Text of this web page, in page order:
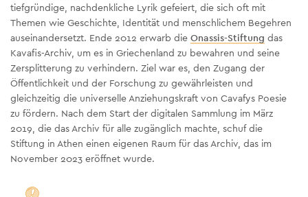
tiefgründige, nachdenkliche Lyrik gefeiert, die sich oft mit
Themen wie Geschichte, Identität und menschlichem Begehren
auseinandersetzt. Ende 2012 erwarb die Onassis-Stiftung das
Kavafis-Archiv, um es in Griechenland zu bewahren und seine
Zersplitterung zu verhindern. Ziel war es, den Zugang der
Öffentlichkeit und der Forschung zu gewährleisten und
gleichzeitig die universelle Anziehungskraft von Cavafys Poesie
zu fördern. Nach dem Start der digitalen Sammlung im März
2019, die das Archiv für alle zugänglich machte, schuf die
Stiftung in Athen einen eigenen Raum für das Archiv, das im
November 2023 eröffnet wurde.